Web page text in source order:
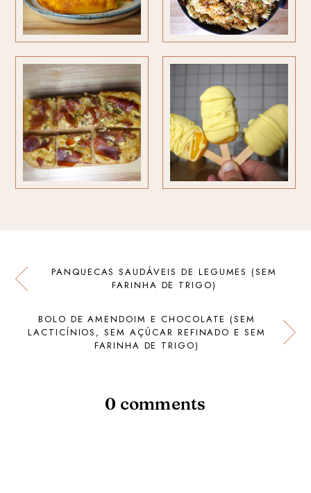
PANQUECAS SAUDÁVEIS DE LEGUMES (SEM
FARINHA DE TRIGO)
BOLO DE AMENDOIM E CHOCOLATE (SEM
LACTICÍNIOS, SEM AÇÚCAR REFINADO E SEM
FARINHA DE TRIGO)
0 comments